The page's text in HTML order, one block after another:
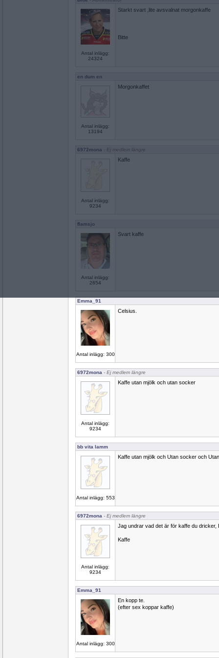
Antal inlägg:
24324
Starkt svart ,lite avsvalnat morgonkaffe
Bitte
en dum en
Antal inlägg:
13194
Morgonkaffet
6972mona - Ej medlem längre
Antal inlägg:
9234
Kaffe
flamsjo
Antal inlägg:
2654
Svart kaffe
Emma_91
Antal inlägg: 300
Celsius.
6972mona - Ej medlem längre
Antal inlägg:
9234
Kaffe utan mjölk och utan socker
bb vita lamm
Antal inlägg: 553
Kaffe utan mjölk och Utan socker och
6972mona - Ej medlem längre
Antal inlägg:
9234
Jag undrar vad det är för kaffe du dricker,
Kaffe
Emma_91
Antal inlägg: 300
En kopp te.
(efter sex koppar kaffe)